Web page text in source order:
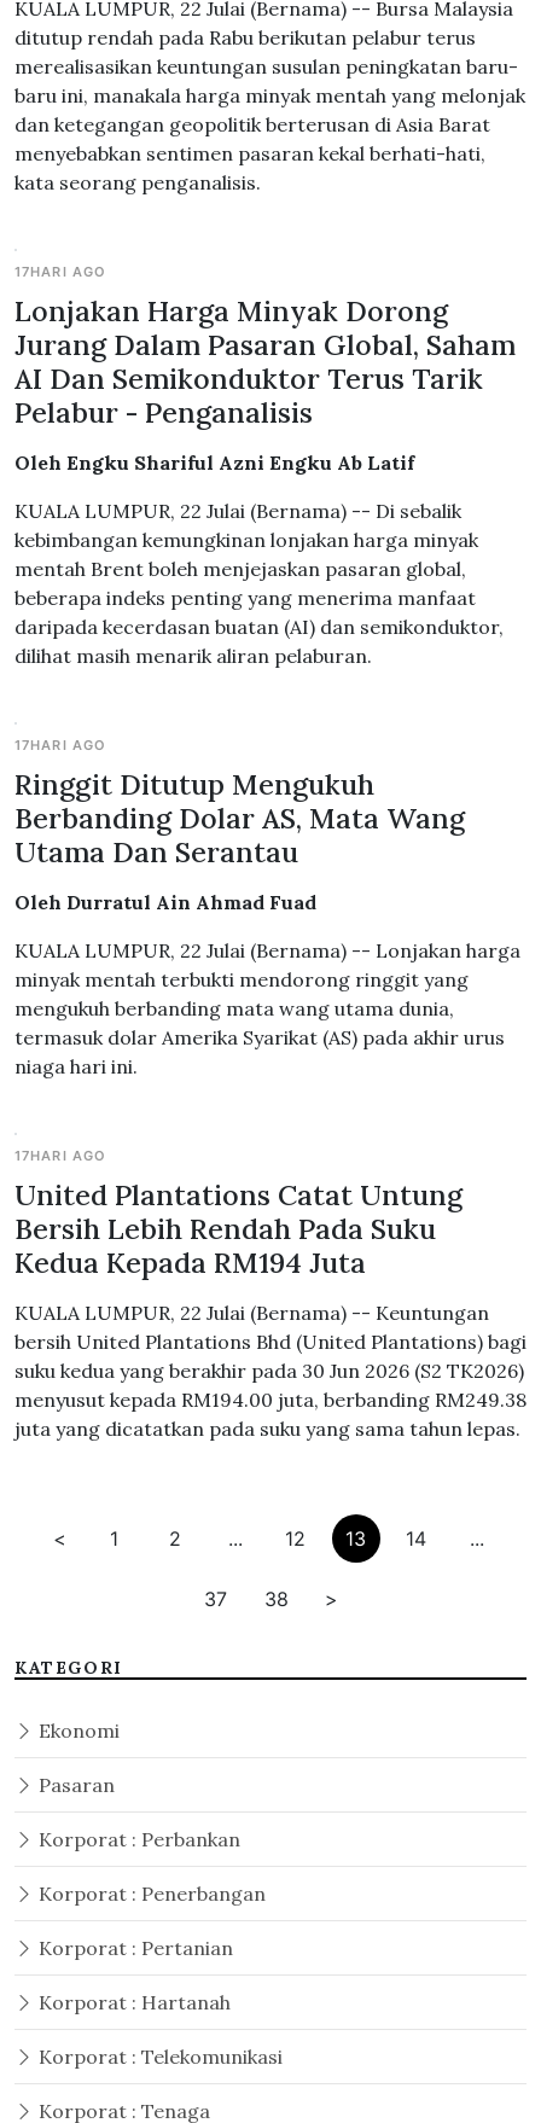
KUALA LUMPUR, 22 Julai (Bernama) -- Bursa Malaysia
ditutup rendah pada Rabu berikutan pelabur terus
merealisasikan keuntungan susulan peningkatan baru-
baru ini, manakala harga minyak mentah yang melonjak
dan ketegangan geopolitik berterusan di Asia Barat
menyebabkan sentimen pasaran kekal berhati-hati,
kata seorang penganalisis.
17HARI AGO
Lonjakan Harga Minyak Dorong
Jurang Dalam Pasaran Global, Saham
AI Dan Semikonduktor Terus Tarik
Pelabur - Penganalisis
Oleh Engku Shariful Azni Engku Ab Latif
KUALA LUMPUR, 22 Julai (Bernama) -- Di sebalik
kebimbangan kemungkinan lonjakan harga minyak
mentah Brent boleh menjejaskan pasaran global,
beberapa indeks penting yang menerima manfaat
daripada kecerdasan buatan (AI) dan semikonduktor,
dilihat masih menarik aliran pelaburan.
17HARI AGO
Ringgit Ditutup Mengukuh
Berbanding Dolar AS, Mata Wang
Utama Dan Serantau
Oleh Durratul Ain Ahmad Fuad
KUALA LUMPUR, 22 Julai (Bernama) -- Lonjakan harga
minyak mentah terbukti mendorong ringgit yang
mengukuh berbanding mata wang utama dunia,
termasuk dolar Amerika Syarikat (AS) pada akhir urus
niaga hari ini.
17HARI AGO
United Plantations Catat Untung
Bersih Lebih Rendah Pada Suku
Kedua Kepada RM194 Juta
KUALA LUMPUR, 22 Julai (Bernama) -- Keuntungan
bersih United Plantations Bhd (United Plantations) bagi
suku kedua yang berakhir pada 30 Jun 2026 (S2 TK2026)
menyusut kepada RM194.00 juta, berbanding RM249.38
juta yang dicatatkan pada suku yang sama tahun lepas.
< 1 2 ... 12 13 14 ...
37 38 >
KATEGORI
Ekonomi
Pasaran
Korporat : Perbankan
Korporat : Penerbangan
Korporat : Pertanian
Korporat : Hartanah
Korporat : Telekomunikasi
Korporat : Tenaga